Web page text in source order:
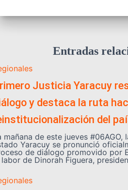
Entradas
Justicia Yaracuy
y destaca la ruta
del
mañana de este jueves #06AGO,
Yaracuy se pronunció
de diálogo promovido por
de Dinorah Figuera,